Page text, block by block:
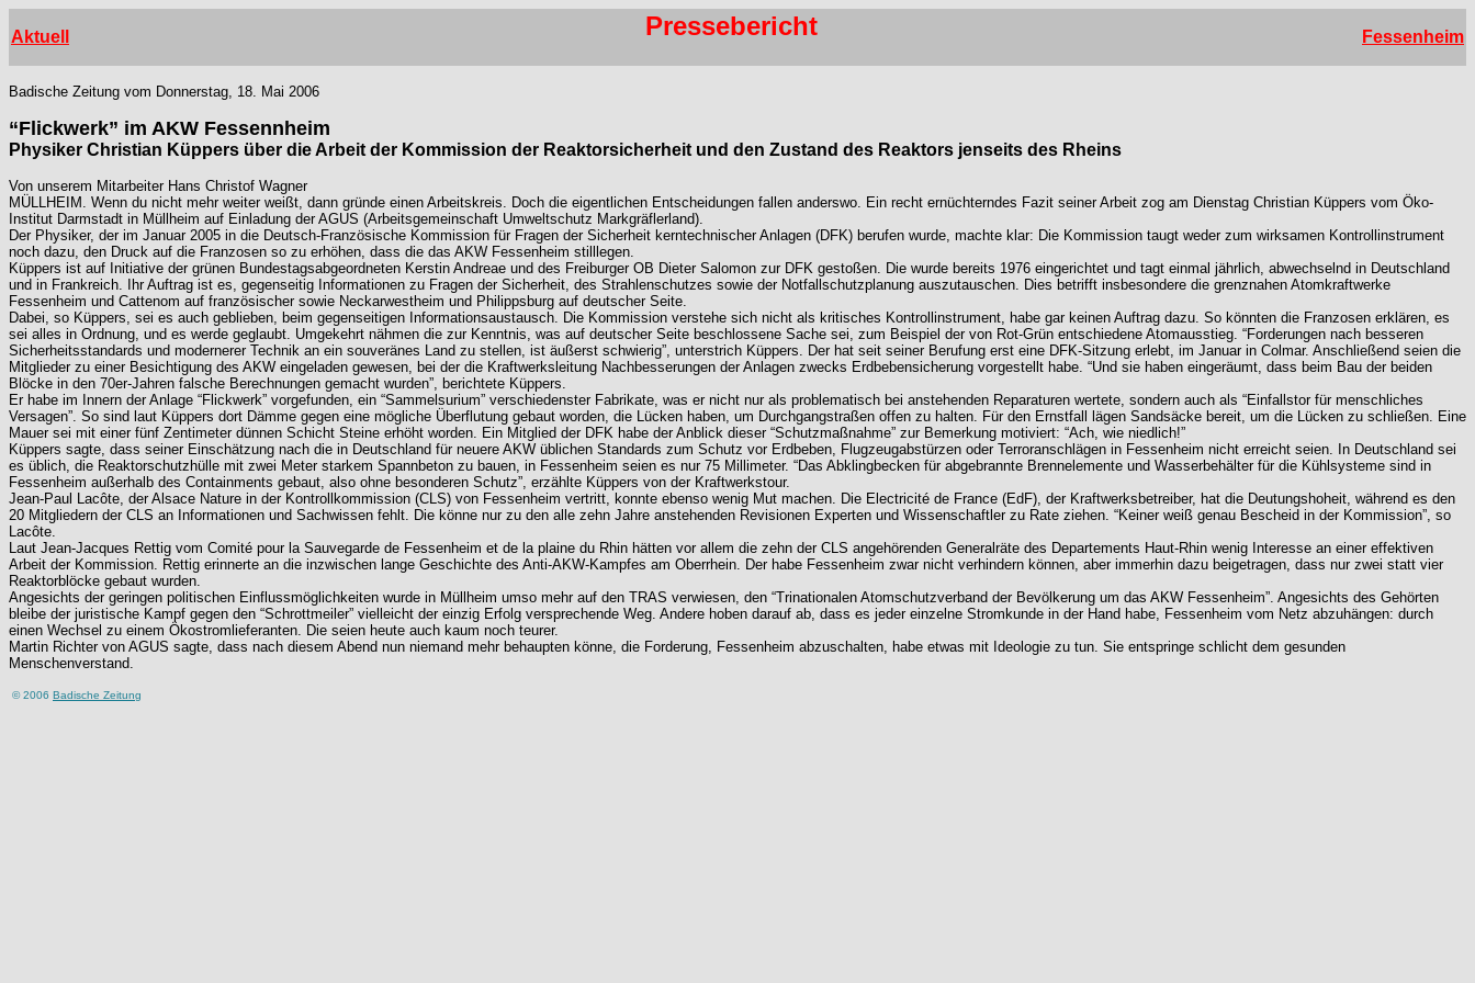
Aktuell Pressebericht Fessenheim
Badische Zeitung vom Donnerstag, 18. Mai 2006
“Flickwerk” im AKW Fessennheim
Physiker Christian Küppers über die Arbeit der Kommission der Reaktorsicherheit und den Zustand des Reaktors jenseits des Rheins
Von unserem Mitarbeiter Hans Christof Wagner
MÜLLHEIM. Wenn du nicht mehr weiter weißt, dann gründe einen Arbeitskreis. Doch die eigentlichen Entscheidungen fallen anderswo. Ein recht ernüchterndes Fazit seiner Arbeit zog am Dienstag Christian Küppers vom Öko-
Institut Darmstadt in Müllheim auf Einladung der AGUS (Arbeitsgemeinschaft Umweltschutz Markgräflerland).
Der Physiker, der im Januar 2005 in die Deutsch-Französische Kommission für Fragen der Sicherheit kerntechnischer Anlagen (DFK) berufen wurde, machte klar: Die Kommission taugt weder zum wirksamen Kontrollinstrument
noch dazu, den Druck auf die Franzosen so zu erhöhen, dass die das AKW Fessenheim stilllegen.
Küppers ist auf Initiative der grünen Bundestagsabgeordneten Kerstin Andreae und des Freiburger OB Dieter Salomon zur DFK gestoßen. Die wurde bereits 1976 eingerichtet und tagt einmal jährlich, abwechselnd in Deutschland
und in Frankreich. Ihr Auftrag ist es, gegenseitig Informationen zu Fragen der Sicherheit, des Strahlenschutzes sowie der Notfallschutzplanung auszutauschen. Dies betrifft insbesondere die grenznahen Atomkraftwerke
Fessenheim und Cattenom auf französischer sowie Neckarwestheim und Philippsburg auf deutscher Seite.
Dabei, so Küppers, sei es auch geblieben, beim gegenseitigen Informationsaustausch. Die Kommission verstehe sich nicht als kritisches Kontrollinstrument, habe gar keinen Auftrag dazu. So könnten die Franzosen erklären, es
sei alles in Ordnung, und es werde geglaubt. Umgekehrt nähmen die zur Kenntnis, was auf deutscher Seite beschlossene Sache sei, zum Beispiel der von Rot-Grün entschiedene Atomausstieg. “Forderungen nach besseren
Sicherheitsstandards und modernerer Technik an ein souveränes Land zu stellen, ist äußerst schwierig”, unterstrich Küppers. Der hat seit seiner Berufung erst eine DFK-Sitzung erlebt, im Januar in Colmar. Anschließend seien die
Mitglieder zu einer Besichtigung des AKW eingeladen gewesen, bei der die Kraftwerksleitung Nachbesserungen der Anlagen zwecks Erdbebensicherung vorgestellt habe. “Und sie haben eingeräumt, dass beim Bau der beiden
Blöcke in den 70er-Jahren falsche Berechnungen gemacht wurden”, berichtete Küppers.
Er habe im Innern der Anlage “Flickwerk” vorgefunden, ein “Sammelsurium” verschiedenster Fabrikate, was er nicht nur als problematisch bei anstehenden Reparaturen wertete, sondern auch als “Einfallstor für menschliches
Versagen”. So sind laut Küppers dort Dämme gegen eine mögliche Überflutung gebaut worden, die Lücken haben, um Durchgangstraßen offen zu halten. Für den Ernstfall lägen Sandsäcke bereit, um die Lücken zu schließen. Eine
Mauer sei mit einer fünf Zentimeter dünnen Schicht Steine erhöht worden. Ein Mitglied der DFK habe der Anblick dieser “Schutzmaßnahme” zur Bemerkung motiviert: “Ach, wie niedlich!”
Küppers sagte, dass seiner Einschätzung nach die in Deutschland für neuere AKW üblichen Standards zum Schutz vor Erdbeben, Flugzeugabstürzen oder Terroranschlägen in Fessenheim nicht erreicht seien. In Deutschland sei
es üblich, die Reaktorschutzhülle mit zwei Meter starkem Spannbeton zu bauen, in Fessenheim seien es nur 75 Millimeter. “Das Abklingbecken für abgebrannte Brennelemente und Wasserbehälter für die Kühlsysteme sind in
Fessenheim außerhalb des Containments gebaut, also ohne besonderen Schutz”, erzählte Küppers von der Kraftwerkstour.
Jean-Paul Lacôte, der Alsace Nature in der Kontrollkommission (CLS) von Fessenheim vertritt, konnte ebenso wenig Mut machen. Die Electricité de France (EdF), der Kraftwerksbetreiber, hat die Deutungshoheit, während es den
20 Mitgliedern der CLS an Informationen und Sachwissen fehlt. Die könne nur zu den alle zehn Jahre anstehenden Revisionen Experten und Wissenschaftler zu Rate ziehen. “Keiner weiß genau Bescheid in der Kommission”, so
Lacôte.
Laut Jean-Jacques Rettig vom Comité pour la Sauvegarde de Fessenheim et de la plaine du Rhin hätten vor allem die zehn der CLS angehörenden Generalräte des Departements Haut-Rhin wenig Interesse an einer effektiven
Arbeit der Kommission. Rettig erinnerte an die inzwischen lange Geschichte des Anti-AKW-Kampfes am Oberrhein. Der habe Fessenheim zwar nicht verhindern können, aber immerhin dazu beigetragen, dass nur zwei statt vier
Reaktorblöcke gebaut wurden.
Angesichts der geringen politischen Einflussmöglichkeiten wurde in Müllheim umso mehr auf den TRAS verwiesen, den “Trinationalen Atomschutzverband der Bevölkerung um das AKW Fessenheim”. Angesichts des Gehörten
bleibe der juristische Kampf gegen den “Schrottmeiler” vielleicht der einzig Erfolg versprechende Weg. Andere hoben darauf ab, dass es jeder einzelne Stromkunde in der Hand habe, Fessenheim vom Netz abzuhängen: durch
einen Wechsel zu einem Ökostromlieferanten. Die seien heute auch kaum noch teurer.
Martin Richter von AGUS sagte, dass nach diesem Abend nun niemand mehr behaupten könne, die Forderung, Fessenheim abzuschalten, habe etwas mit Ideologie zu tun. Sie entspringe schlicht dem gesunden
Menschenverstand.
© 2006 Badische Zeitung